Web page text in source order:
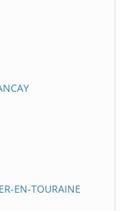
EN-TOURAINE